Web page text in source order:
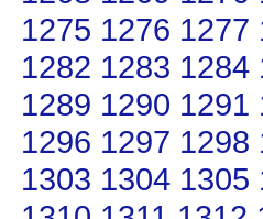
1275 1276 1277
1282 1283 1284
1289 1290 1291
1296 1297 1298
1303 1304 1305